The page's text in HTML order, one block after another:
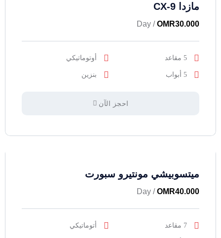
مازدا CX-9
OMR30.000
/ Day
5 مقاعد أوتوماتيكي
5 أبواب بنزين
احجز الآن
ميتسوبيشي مونتيرو سبورت
OMR40.000
/ Day
7 مقاعد أتوماتيكي